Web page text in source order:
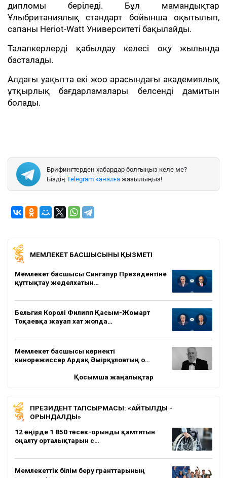
дипломы беріледі. Бұл мамандықтар
Ұлыбританиялық стандарт бойынша оқытылып,
сапаны Heriot-Watt Университеті бақылайды.
Талапкерлерді қабылдау келесі оқу жылында
басталады.
Алдағы уақытта екі жоо арасындағы академиялық
ұтқырлық бағдарламалары белсенді дамитын
болады.
Брифингтерден хабардар болғыңыз келе ме?
Біздің Telegram каналға жазылыңыз!
МЕМЛЕКЕТ БАСШЫСЫНЫҢ ҚЫЗМЕТІ
Мемлекет басшысы Сингапур Президентіне
құттықтау жеделхатын…
Бельгия Королі Филипп Қасым-Жомарт
Тоқаевқа жауап хат жолда…
Мемлекет басшысы көрнекті
кинорежиссер Ардақ Әмірқұловтың о…
Қосымша жаңалықтар
ПРЕЗИДЕНТ ТАПСЫРМАСЫ: «АЙТЫЛДЫ -
ОРЫНДАЛДЫ»
12 өңірде 1 850 төсек-орынды қамтитын
оңалту орталықтарын с…
Мемлекеттік білім беру гранттарының